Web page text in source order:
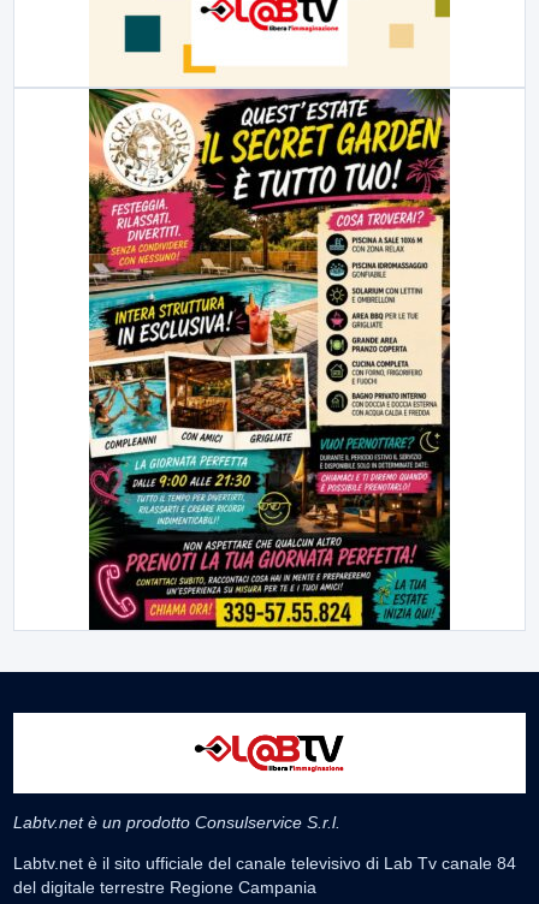
Labtv.net è un prodotto Consulservice S.r.l.
Labtv.net è il sito ufficiale del canale televisivo di Lab Tv canale 84
del digitale terrestre Regione Campania